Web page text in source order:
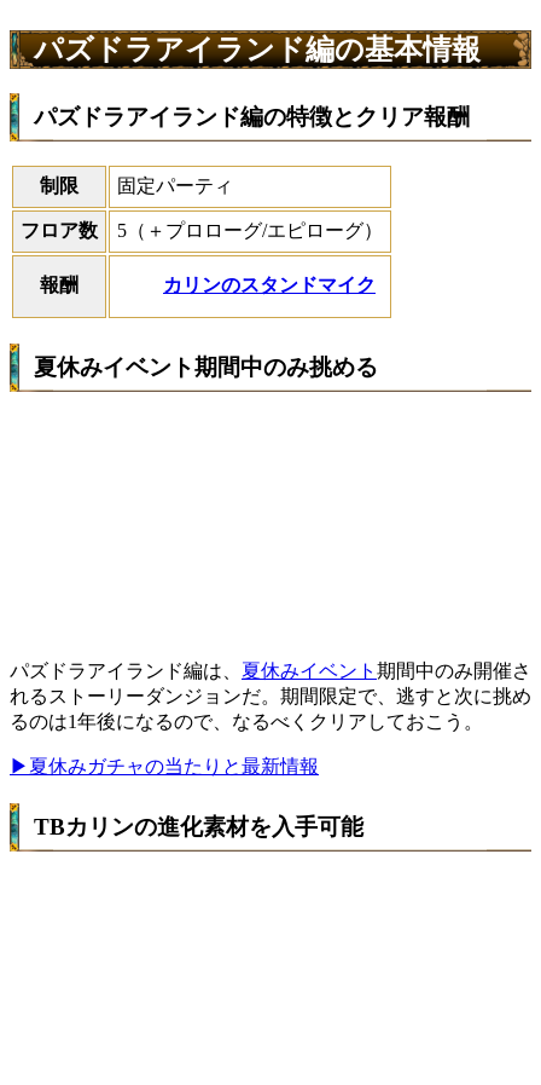
パズドラアイランド編の基本情報
パズドラアイランド編の特徴とクリア報酬
制限 固定パーティ
フロア数 5（＋プロローグ/エピローグ）
報酬 カリンのスタンドマイク
夏休みイベント期間中のみ挑める
パズドラアイランド編は、 夏休みイベント 期間中のみ開催さ
れるストーリーダンジョンだ。期間限定で、逃すと次に挑め
るのは1年後になるので、なるべくクリアしておこう。
▶夏休みガチャの当たりと最新情報
TBカリンの進化素材を入手可能